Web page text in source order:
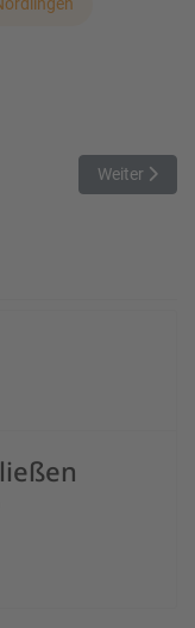
Nächster
Weiter